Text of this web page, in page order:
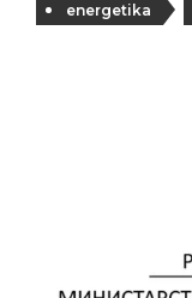
energetika